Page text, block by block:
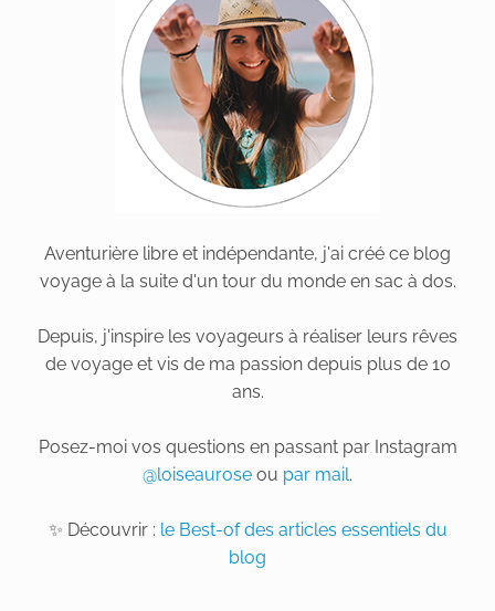
Aventurière libre et indépendante, j'ai créé ce blog
voyage à la suite d'un tour du monde en sac à dos.
Depuis, j'inspire les voyageurs à réaliser leurs rêves
de voyage et vis de ma passion depuis plus de 10
ans.
Posez-moi vos questions en passant par Instagram
@loiseaurose ou par mail.
✨ Découvrir : le Best-of des articles essentiels du
blog